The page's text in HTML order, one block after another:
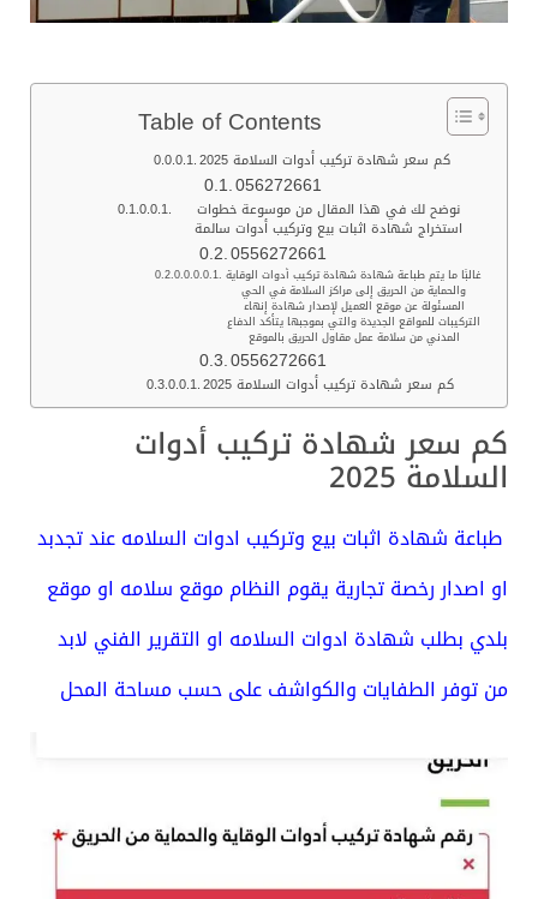
Table of Contents
كم سعر شهادة تركيب أدوات السلامة 2025
056272661
نوضح لك في هذا المقال من موسوعة خطوات
استخراج شهادة اثبات بيع وتركيب أدوات سالمة
0556272661
غالبًا ما يتم طباعة شهادة شهادة تركيب أدوات الوقاية
والحماية من الحريق إلى مراكز السلامة في الحي
المسئولة عن موقع العميل لإصدار شهادة إنهاء
التركيبات للمواقع الجديدة والتي بموجبها يتأكد الدفاع
المدني من سلامة عمل مقاول الحريق بالموقع
0556272661
كم سعر شهادة تركيب أدوات السلامة 2025
كم سعر شهادة تركيب أدوات
السلامة 2025
طباعة شهادة اثبات بيع وتركيب ادوات السلامه عند تجدبد
او اصدار رخصة تجارية يقوم النظام موقع سلامه او موقع
بلدي بطلب شهادة ادوات السلامه او التقرير الفني لابد
من توفر الطفايات والكواشف على حسب مساحة المحل